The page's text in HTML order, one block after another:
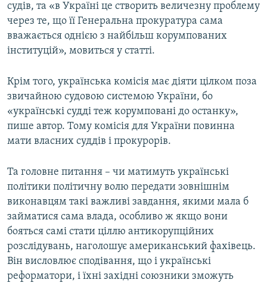
судів, та «в Україні це створить величезну проблему
через те, що її Генеральна прокуратура сама
вважається однією з найбільш корумпованих
інституцій», мовиться у статті.
Крім того, українська комісія має діяти цілком поза
звичайною судовою системою України, бо
«українські судді теж корумповані до останку»,
пише автор. Тому комісія для України повинна
мати власних суддів і прокурорів.
Та головне питання – чи матимуть українські
політики політичну волю передати зовнішнім
виконавцям такі важливі завдання, якими мала б
займатися сама влада, особливо ж якщо вони
бояться самі стати ціллю антикорупційних
розслідувань, наголошує американський фахівець.
Він висловлює сподівання, що і українські
реформатори, і їхні західні союзники зможуть